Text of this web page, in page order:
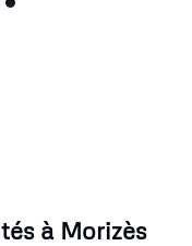
à Morizès